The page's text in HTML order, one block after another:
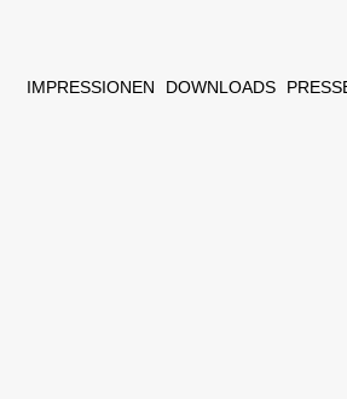
IMPRESSIONEN DOWNLOADS